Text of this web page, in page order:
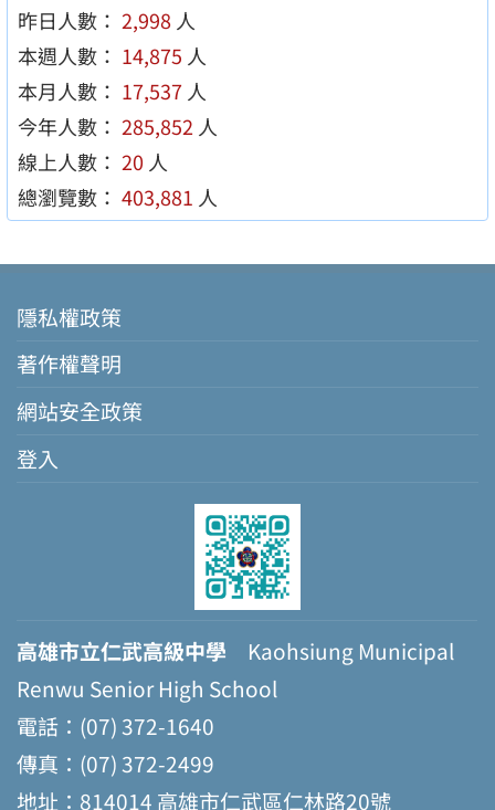
昨日人數： 2,998 人
本週人數： 14,875 人
本月人數： 17,537 人
今年人數： 285,852 人
線上人數： 20 人
總瀏覽數： 403,881 人
隱私權政策
著作權聲明
網站安全政策
登入
高雄市立仁武高級中學 Kaohsiung Municipal
Renwu Senior High School
電話：(07) 372-1640
傳真：(07) 372-2499
地址：814014 高雄市仁武區仁林路20號